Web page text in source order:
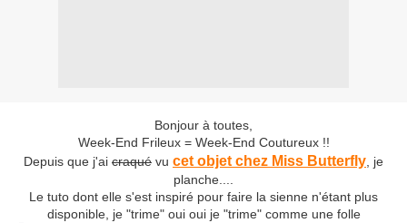
Bonjour à toutes,
Week-End Frileux = Week-End Coutureux !!
Depuis que j'ai craqué vu cet objet chez Miss Butterfly , je
planche....
Le tuto dont elle s'est inspiré pour faire la sienne n'étant plus
disponible, je "trime" oui oui je "trime" comme une folle